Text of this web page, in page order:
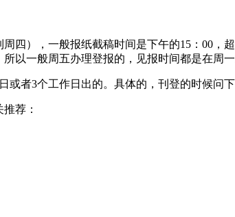
四），一般报纸截稿时间是下午的15：00，
以一般周五办理登报的，见报时间都是在周
或者3个工作日出的。具体的，刊登的时候问
推荐：